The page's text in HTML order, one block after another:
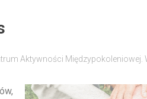
Aktywności Międzypokoleniowej.